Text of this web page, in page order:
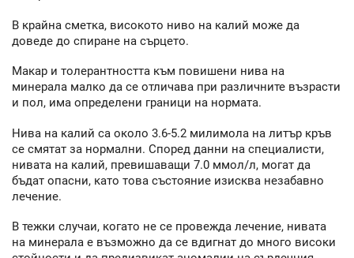
В крайна сметка, високото ниво на калий може да
доведе до спиране на сърцето.
Макар и толерантността към повишени нива на
минерала малко да се отличава при различните възрасти
и пол, има определени граници на нормата.
Нива на калий са около 3.6-5.2 милимола на литър кръв
се смятат за нормални. Според данни на специалисти,
нивата на калий, превишаващи 7.0 ммол/л, могат да
бъдат опасни, като това състояние изисква незабавно
лечение.
В тежки случаи, когато не се провежда лечение, нивата
на минерала е възможно да се вдигнат до много високи